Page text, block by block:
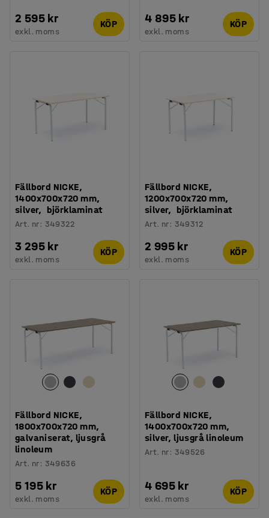
2 595 kr
exkl. moms
KÖP 4 895 kr
exkl. moms
KÖP
Fällbord NICKE,
1400x700x720 mm,
silver, björklaminat
Art. nr: 349322
3 295 kr
exkl. moms
KÖP
Fällbord NICKE,
1200x700x720 mm,
silver, björklaminat
Art. nr: 349312
2 995 kr
exkl. moms
KÖP
Fällbord NICKE,
1800x700x720 mm,
galvaniserat, ljusgrå
linoleum
Art. nr: 349636
5 195 kr
exkl. moms
KÖP
Fällbord NICKE,
1400x700x720 mm,
silver, ljusgrå linoleum
Art. nr: 349526
4 695 kr
exkl. moms
KÖP